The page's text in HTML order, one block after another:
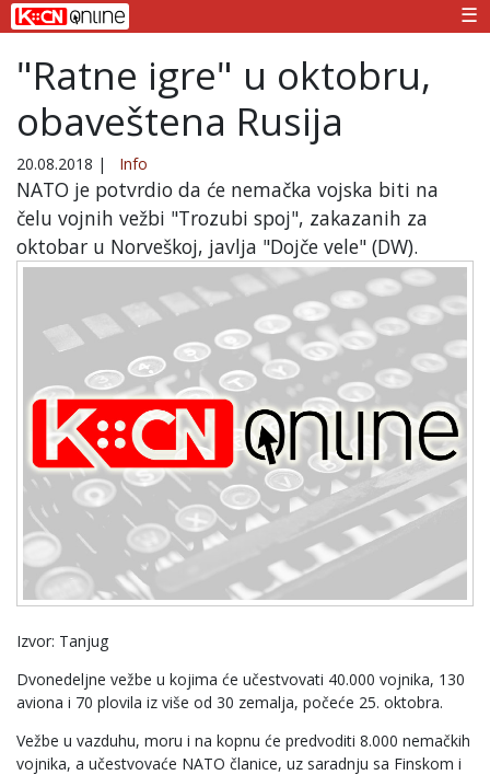
☰
"Ratne igre" u oktobru,
obaveštena Rusija
20.08.2018 | Info
NATO je potvrdio da će nemačka vojska biti na
čelu vojnih vežbi "Trozubi spoj", zakazanih za
oktobar u Norveškoj, javlja "Dojče vele" (DW).
Izvor: Tanjug
Dvonedeljne vežbe u kojima će učestvovati 40.000 vojnika, 130
aviona i 70 plovila iz više od 30 zemalja, počeće 25. oktobra.
Vežbe u vazduhu, moru i na kopnu će predvoditi 8.000 nemačkih
vojnika, a učestvovaće NATO članice, uz saradnju sa Finskom i